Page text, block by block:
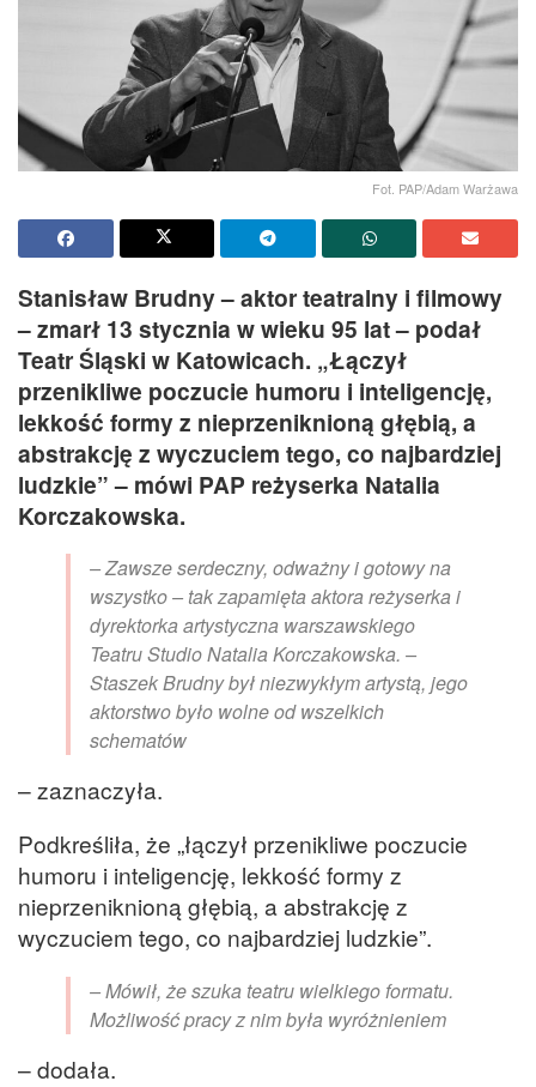
Fot. PAP/Adam Warżawa
Stanisław Brudny – aktor teatralny i filmowy
– zmarł 13 stycznia w wieku 95 lat – podał
Teatr Śląski w Katowicach. „Łączył
przenikliwe poczucie humoru i inteligencję,
lekkość formy z nieprzeniknioną głębią, a
abstrakcję z wyczuciem tego, co najbardziej
ludzkie” – mówi PAP reżyserka Natalia
Korczakowska.
– Zawsze serdeczny, odważny i gotowy na
wszystko – tak zapamięta aktora reżyserka i
dyrektorka artystyczna warszawskiego
Teatru Studio Natalia Korczakowska. –
Staszek Brudny był niezwykłym artystą, jego
aktorstwo było wolne od wszelkich
schematów
– zaznaczyła.
Podkreśliła, że „łączył przenikliwe poczucie
humoru i inteligencję, lekkość formy z
nieprzeniknioną głębią, a abstrakcję z
wyczuciem tego, co najbardziej ludzkie”.
– Mówił, że szuka teatru wielkiego formatu.
Możliwość pracy z nim była wyróżnieniem
– dodała.